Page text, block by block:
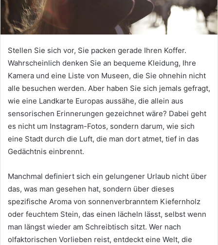
Stellen Sie sich vor, Sie packen gerade Ihren Koffer.
Wahrscheinlich denken Sie an bequeme Kleidung, Ihre
Kamera und eine Liste von Museen, die Sie ohnehin nicht
alle besuchen werden. Aber haben Sie sich jemals gefragt,
wie eine Landkarte Europas aussähe, die allein aus
sensorischen Erinnerungen gezeichnet wäre? Dabei geht
es nicht um Instagram-Fotos, sondern darum, wie sich
eine Stadt durch die Luft, die man dort atmet, tief in das
Gedächtnis einbrennt.
Manchmal definiert sich ein gelungener Urlaub nicht über
das, was man gesehen hat, sondern über dieses
spezifische Aroma von sonnenverbranntem Kiefernholz
oder feuchtem Stein, das einen lächeln lässt, selbst wenn
man längst wieder am Schreibtisch sitzt. Wer nach
olfaktorischen Vorlieben reist, entdeckt eine Welt, die